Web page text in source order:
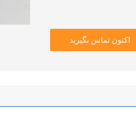
اکنون تماس بگیرید